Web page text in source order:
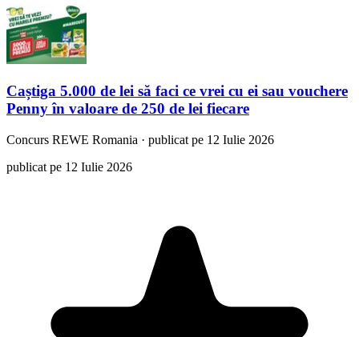
Caștiga 5.000 de lei să faci ce vrei cu ei sau vouchere
Penny în valoare de 250 de lei fiecare
Concurs REWE Romania · publicat pe 12 Iulie 2026
publicat pe 12 Iulie 2026